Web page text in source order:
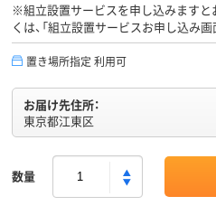
※組立設置サービスを申し込みますと
くは、「組立設置サービスお申し込み画
置き場所指定 利用可
お届け先住所：
東京都江東区
数量